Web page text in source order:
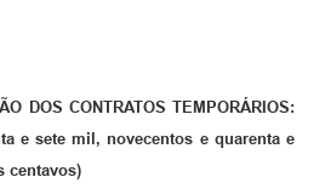
DOS CONTRATOS TEMPORÁRIOS:
e sete mil, novecentos e quarenta e
centavos)